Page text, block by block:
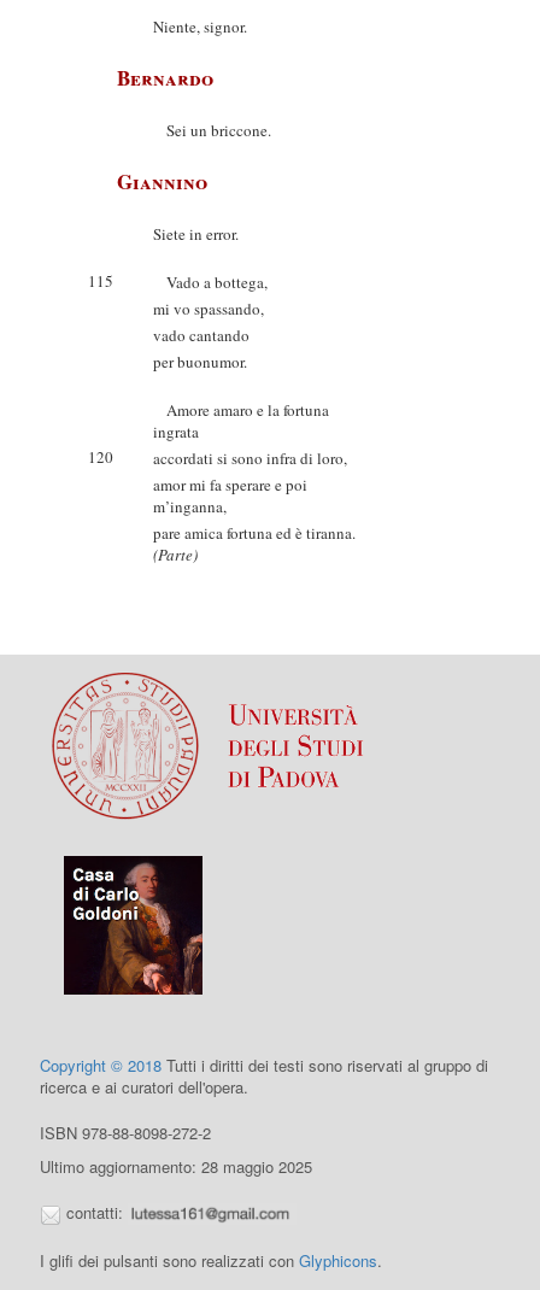
Niente, signor.
Bernardo
Sei un briccone.
Giannino
Siete in error.
115
Vado a bottega,
mi vo spassando,
vado cantando
per buonumor.
Amore amaro e la fortuna
ingrata
120
accordati si sono infra di loro,
amor mi fa sperare e poi
m’inganna,
pare amica fortuna ed è tiranna.
(Parte)
Copyright © 2018 Tutti i diritti dei testi sono riservati al gruppo di
ricerca e ai curatori dell'opera.
ISBN 978-88-8098-272-2
Ultimo aggiornamento: 28 maggio 2025
contatti:
I glifi dei pulsanti sono realizzati conGlyphicons.